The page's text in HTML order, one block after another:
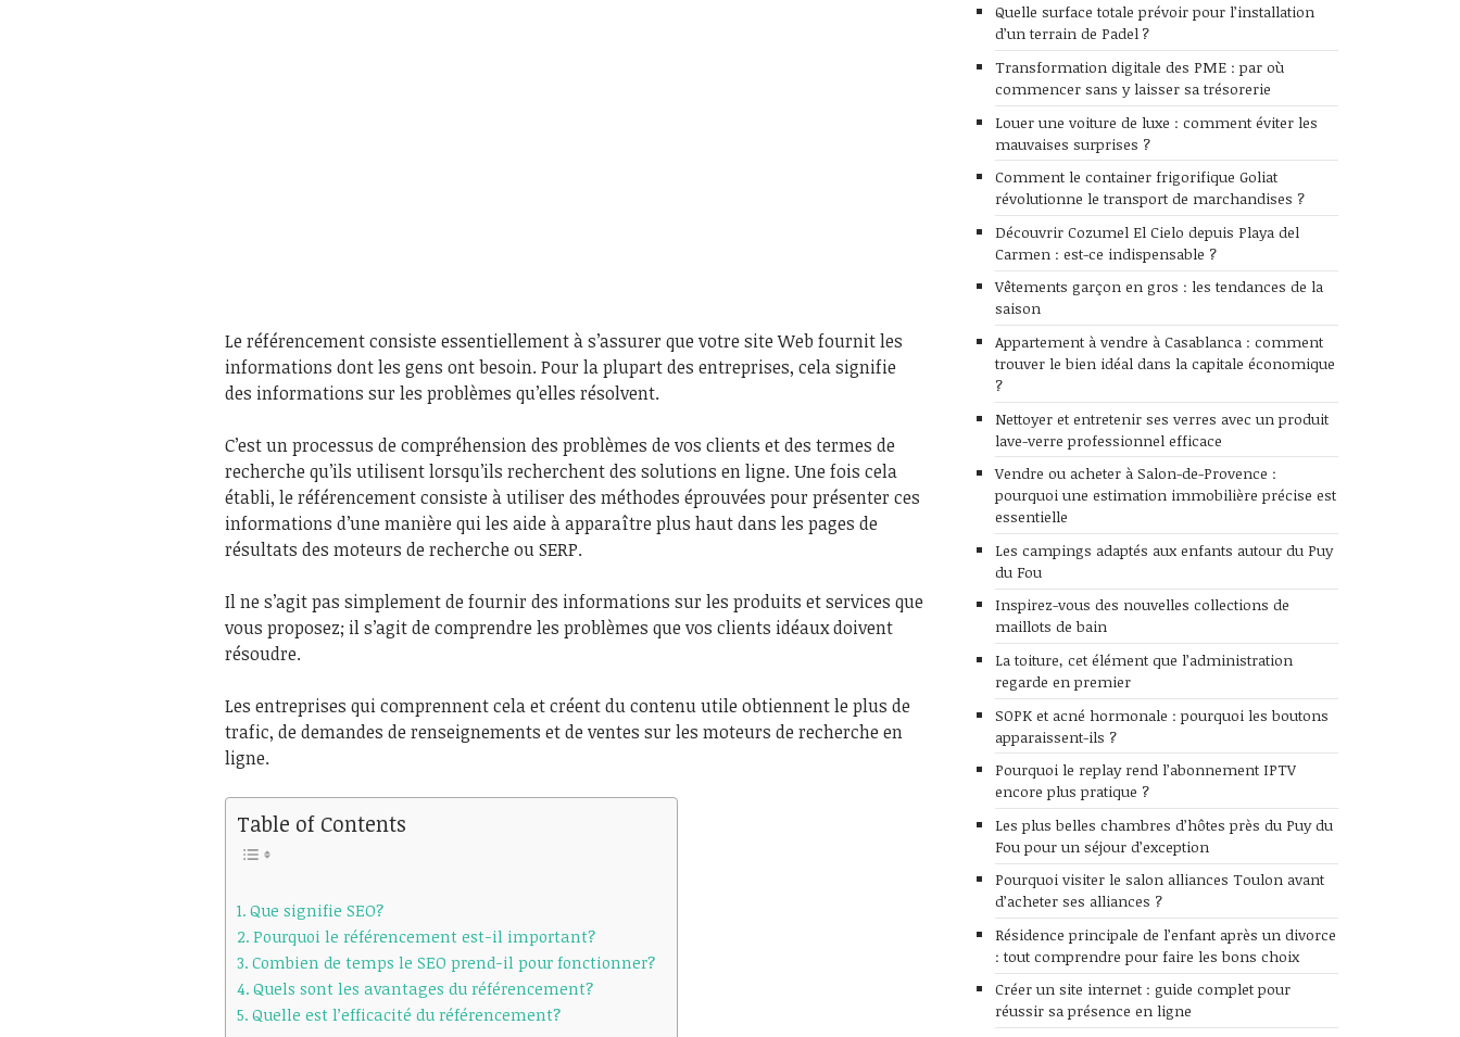
Le référencement consiste essentiellement à s’assurer que votre site Web fournit les
informations dont les gens ont besoin. Pour la plupart des entreprises, cela signifie
des informations sur les problèmes qu’elles résolvent.
C’est un processus de compréhension des problèmes de vos clients et des termes de
recherche qu’ils utilisent lorsqu’ils recherchent des solutions en ligne. Une fois cela
établi, le référencement consiste à utiliser des méthodes éprouvées pour présenter ces
informations d’une manière qui les aide à apparaître plus haut dans les pages de
résultats des moteurs de recherche ou SERP.
Il ne s’agit pas simplement de fournir des informations sur les produits et services que
vous proposez; il s’agit de comprendre les problèmes que vos clients idéaux doivent
résoudre.
Les entreprises qui comprennent cela et créent du contenu utile obtiennent le plus de
trafic, de demandes de renseignements et de ventes sur les moteurs de recherche en
ligne.
Table of Contents
Que signifie SEO?
Pourquoi le référencement est-il important?
Combien de temps le SEO prend-il pour fonctionner?
Quels sont les avantages du référencement?
Quelle est l’efficacité du référencement?
Quelle surface totale prévoir pour l’installation
d’un terrain de Padel ?
Transformation digitale des PME : par où
commencer sans y laisser sa trésorerie
Louer une voiture de luxe : comment éviter les
mauvaises surprises ?
Comment le container frigorifique Goliat
révolutionne le transport de marchandises ?
Découvrir Cozumel El Cielo depuis Playa del
Carmen : est-ce indispensable ?
Vêtements garçon en gros : les tendances de la
saison
Appartement à vendre à Casablanca : comment
trouver le bien idéal dans la capitale économique
?
Nettoyer et entretenir ses verres avec un produit
lave-verre professionnel efficace
Vendre ou acheter à Salon-de-Provence :
pourquoi une estimation immobilière précise est
essentielle
Les campings adaptés aux enfants autour du Puy
du Fou
Inspirez-vous des nouvelles collections de
maillots de bain
La toiture, cet élément que l’administration
regarde en premier
SOPK et acné hormonale : pourquoi les boutons
apparaissent-ils ?
Pourquoi le replay rend l’abonnement IPTV
encore plus pratique ?
Les plus belles chambres d’hôtes près du Puy du
Fou pour un séjour d’exception
Pourquoi visiter le salon alliances Toulon avant
d’acheter ses alliances ?
Résidence principale de l’enfant après un divorce
: tout comprendre pour faire les bons choix
Créer un site internet : guide complet pour
réussir sa présence en ligne